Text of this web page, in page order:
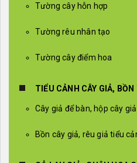
Tường cây hỗn hợp
Tường rêu nhân tạo
Tường cây điểm hoa
TIỂU CẢNH CÂY GIẢ,
Cây giả để bàn, hộp cây
Bồn cây giả, rêu giả tiểu